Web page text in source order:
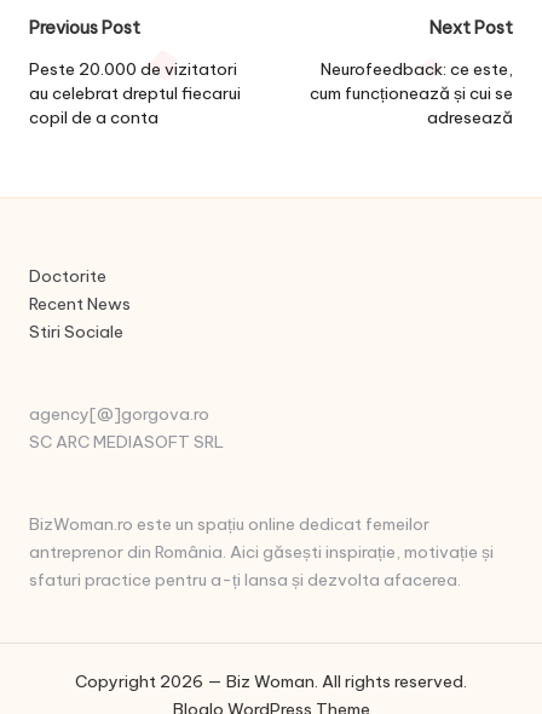
Post
navigation
Previous Post
Peste 20.000 de vizitatori
au celebrat dreptul fiecarui
copil de a conta
Next Post
Neurofeedback: ce este,
cum funcționează și cui se
adresează
Doctorite
Recent News
Stiri Sociale
agency[@]gorgova.ro
SC ARC MEDIASOFT SRL
BizWoman.ro este un spațiu online dedicat femeilor
antreprenor din România. Aici găsești inspirație, motivație și
sfaturi practice pentru a-ți lansa și dezvolta afacerea.
Copyright 2026 — Biz Woman. All rights reserved.
Bloglo WordPress Theme